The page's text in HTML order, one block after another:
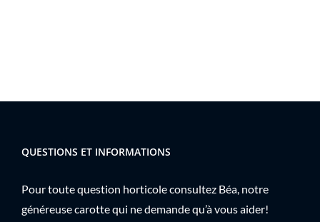
QUESTIONS ET INFORMATIONS
Pour toute question horticole consultez Béa, notre
généreuse carotte qui ne demande qu’à vous aider!